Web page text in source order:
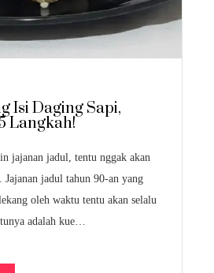
Isi Daging Sapi,
Langkah!
jajanan jadul, tentu nggak akan
Jajanan jadul tahun 90-an yang
oleh waktu tentu akan selalu
adalah kue…